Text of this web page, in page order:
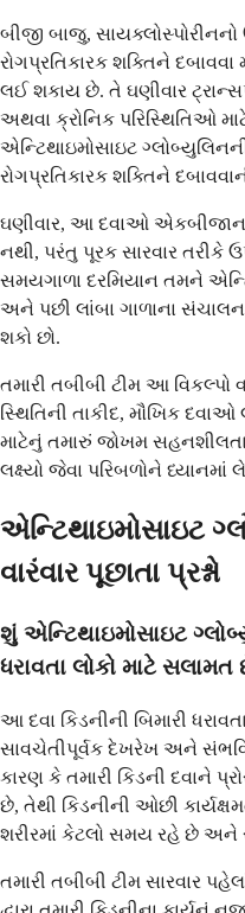
બીજી બાજુ, સાયક્લોસ્પોરીનનો
રોગપ્રતિકારક શક્તિને
લઈ શકાય છે. તે ઘણીવાર
અથવા ક્રોનિક પરિસ્થિતિઓ
એન્ટિથાઇમોસાઇટ
રોગપ્રતિકારક શક્તિને
ઘણીવાર, આ દવાઓ એકબીજાના
નથી, પરંતુ પૂરક સારવાર તરીકે
સમયગાળા દરમિયાન તમને
અને પછી લાંબા ગાળાના સંચાલન
શકો છો.
તમારી તબીબી ટીમ આ વિકલ્પો
સ્થિતિની તાકીદ, મૌખિક
માટેનું તમારું જોખમ સહનશીલતા
લક્ષ્યો જેવા પરિબળોને ધ્યાનમાં
એન્ટિથાઇમોસાઇટ
વારંવાર પૂછાતા પ્રશ્નો
શું એન્ટિથાઇમોસાઇટ
ધરાવતા લોકો માટે સલામત
આ દવા કિડનીની બિમારી
સાવચેતીપૂર્વક દેખરેખ અને
કારણ કે તમારી કિડની દવાને
છે, તેથી કિડનીની ઓછી
શરીરમાં કેટલો સમય રહે છે
તમારી તબીબી ટીમ સારવાર